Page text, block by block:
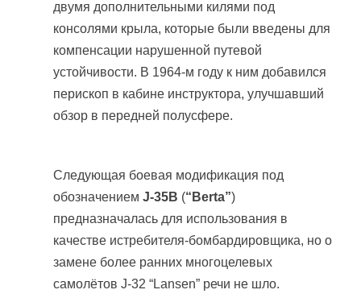
двумя дополнительными килями под
консолями крыла, которые были введены для
компенсации нарушенной путевой
устойчивости. В 1964-м году к ним добавился
перископ в кабине инструктора, улучшавший
обзор в передней полусфере.
Следующая боевая модификация под
обозначением J-35B (“Berta”)
предназначалась для использования в
качестве истребителя-бомбардировщика, но о
замене более ранних многоцелевых
самолётов J-32 “Lansen” речи не шло.